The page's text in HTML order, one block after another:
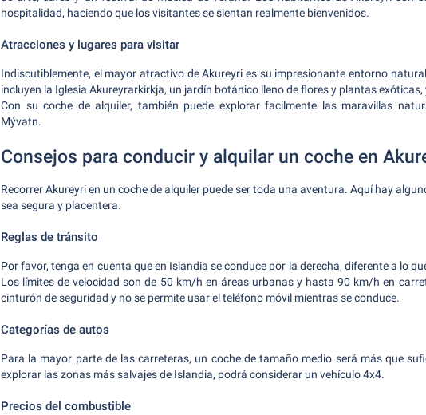
hospitalidad, haciendo que los visitantes se sientan realmente bienvenidos.
Atracciones y lugares para visitar
Indiscutiblemente, el mayor atractivo de Akureyri es su impresionante entorno
incluyen la Iglesia Akureyrarkirkja, un jardín botánico lleno de flores y plantas exóticas,
Con su coche de alquiler, también puede explorar facilmente las maravillas
Mývatn.
Consejos para conducir y alquilar un coche en
Recorrer Akureyri en un coche de alquiler puede ser toda una aventura. Aquí hay
sea segura y placentera.
Reglas de tránsito
Por favor, tenga en cuenta que en Islandia se conduce por la derecha, diferente a lo
Los límites de velocidad son de 50 km/h en áreas urbanas y hasta 90 km/h en
cinturón de seguridad y no se permite usar el teléfono móvil mientras se conduce.
Categorías de autos
Para la mayor parte de las carreteras, un coche de tamaño medio será más que
explorar las zonas más salvajes de Islandia, podrá considerar un vehículo 4x4.
Precios del combustible